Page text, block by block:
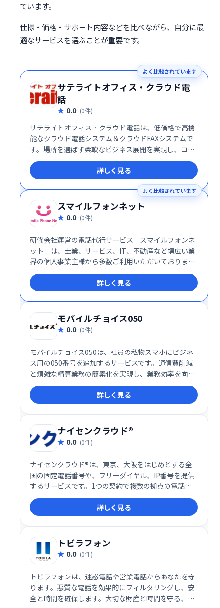
ています。
仕様・価格・サポート内容などを比べながら、自分に最
適なサービスを選ぶことが重要です。
よく比較されています
サテライトオフィス・クラウド電
話
0.0 (0件)
サテライトオフィス・クラウド電話は、低価格で高機
能なクラウド電話システム＆クラウドFAXシステムで
す。場所を選ばず柔軟なビジネス展開を実現し、コス
ト削減にも貢献します。 スムーズなコミュニケーショ
ンと業務効率化を支援します。
詳しく見る
よく比較されています
スマイルフォンネット
0.0 (0件)
研修会社運営の電話代行サービス「スマイルフォンネ
ット」は、士業、サービス、IT、不動産など幅広い業
界の個人事業主様から多数ご利用いただいておりま
す。業務効率化や顧客対応の向上に貢献し、お客様の
ビジネスをサポートします。
詳しく見る
モバイルチョイス050
0.0 (0件)
モバイルチョイス050は、社員の私物スマホにビジネ
ス用の050番号を追加するサービスです。通信費削減
と煩雑な精算業務の簡素化を実現し、業務効率を向上
させます。 社員の利便性と企業のコスト削減を両立
し、スマートなビジネスコミュニケーションを支援し
ます。
詳しく見る
ナイセンクラウド®
0.0 (0件)
ナイセンクラウド®は、東京、大阪をはじめとする全
国の固定電話番号や、フリーダイヤル、IP番号を提供
するサービスです。1つの契約で複数の拠点の電話番
号を統合管理でき、業務の効率化に貢献します。
詳しく見る
トビラフォン
0.0 (0件)
トビラフォンは、迷惑電話や営業電話からあなたを守
ります。悪質な電話を効果的にフィルタリングし、安
全と時間を確保します。大切な財産と時間を守る、安